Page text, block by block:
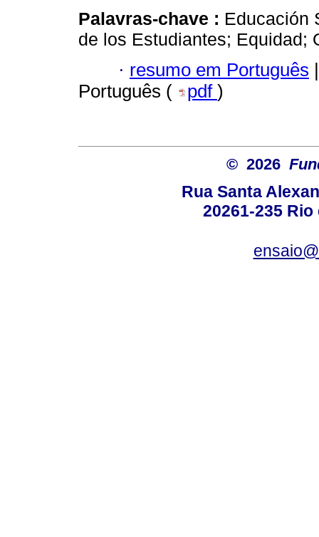
Palavras-chave : Educación
de los Estudiantes; Equidad;
· resumo em Português |
Português (
pdf )
© 2026
Rua Santa
20261-235